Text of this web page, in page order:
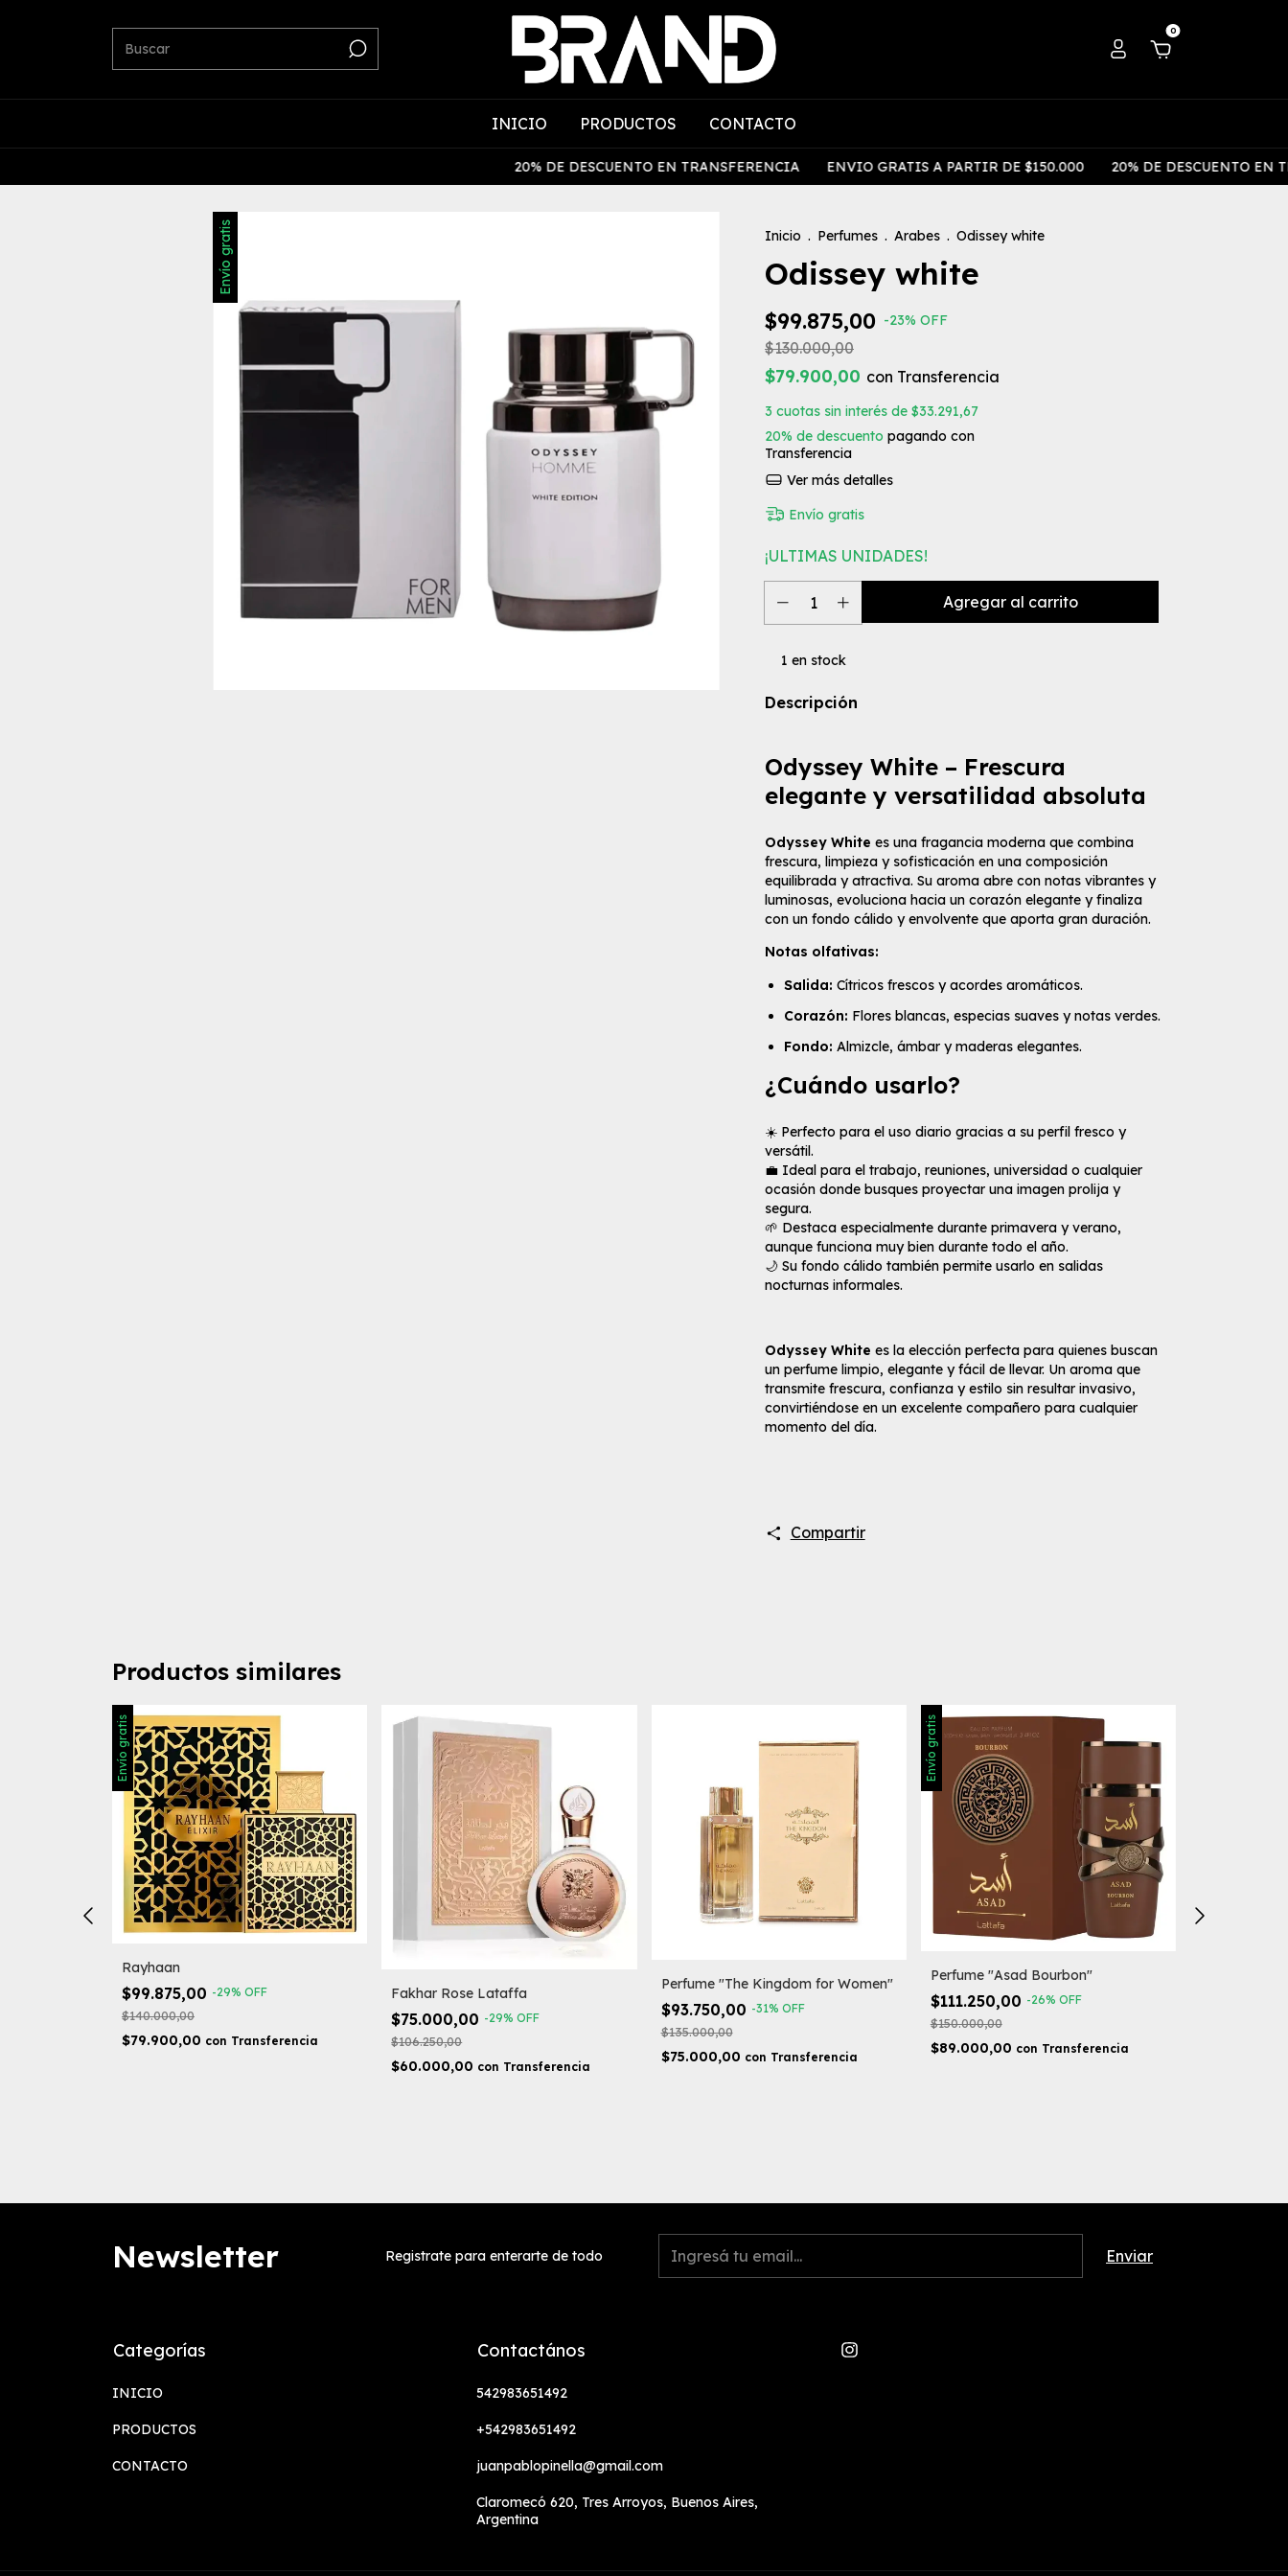
0
INICIO PRODUCTOS CONTACTO
20% DE DESCUENTO EN TRANSFERENCIA ENVIO GRATIS A PARTIR DE $150.000 20% DE DESCUENTO EN
Envío gratis Inicio . Perfumes . Arabes . Odissey white
Odissey white
$99.875,00 -23% OFF
$130.000,00
$79.900,00 con Transferencia
3 cuotas sin interés de $33.291,67
20% de descuento pagando con
Transferencia
Ver más detalles
Envío gratis
¡ULTIMAS UNIDADES!
1 en stock
Descripción
Odyssey White – Frescura
elegante y versatilidad absoluta
Odyssey White es una fragancia moderna que combina
frescura, limpieza y sofisticación en una composición
equilibrada y atractiva. Su aroma abre con notas vibrantes y
luminosas, evoluciona hacia un corazón elegante y finaliza
con un fondo cálido y envolvente que aporta gran duración.
Notas olfativas:
Salida: Cítricos frescos y acordes aromáticos.
Corazón: Flores blancas, especias suaves y notas verdes.
Fondo: Almizcle, ámbar y maderas elegantes.
¿Cuándo usarlo?
☀️ Perfecto para el uso diario gracias a su perfil fresco y
versátil.
💼 Ideal para el trabajo, reuniones, universidad o cualquier
ocasión donde busques proyectar una imagen prolija y
segura.
🌱 Destaca especialmente durante primavera y verano,
aunque funciona muy bien durante todo el año.
🌙 Su fondo cálido también permite usarlo en salidas
nocturnas informales.
Odyssey White es la elección perfecta para quienes buscan
un perfume limpio, elegante y fácil de llevar. Un aroma que
transmite frescura, confianza y estilo sin resultar invasivo,
convirtiéndose en un excelente compañero para cualquier
momento del día.
Compartir
Productos similares
Envío gratis
Rayhaan
$99.875,00 -29% OFF
$140.000,00
$79.900,00 con Transferencia
Fakhar Rose Lataffa
$75.000,00 -29%OFF
$106.250,00
$60.000,00 con Transferencia
Perfume "The Kingdom for Women"
$93.750,00 -31% OFF
$135.000,00
$75.000,00 con Transferencia
Envío gratis
Perfume "Asad Bourbon"
$111.250,00 -26% OFF
$150.000,00
$89.000,00 con Transferencia
Newsletter Registrate para enterarte de todo
Categorías
INICIO
PRODUCTOS
CONTACTO
Contactános
542983651492
+542983651492
juanpablopinella@gmail.com
Claromecó 620, Tres Arroyos, Buenos Aires,
Argentina